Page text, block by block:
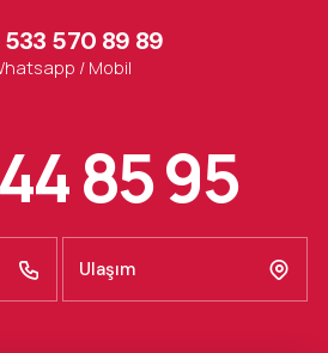
570 89 89
/ Mobil
85 95
Ulaşım